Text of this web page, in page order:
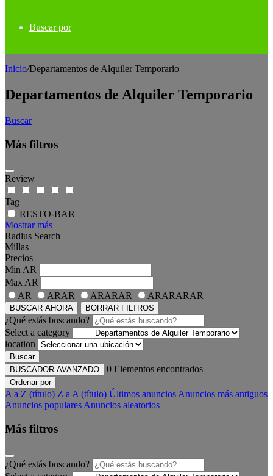
Buscar por
Inicio/Departamentos de Alquiler Temporario
Departamentos de Alquiler Temporario
Buscar
Más filtros
Review
Tag
RESTO-BAR
Mostrar más
Radius Search
Millas
Precios
Min AR
Max AR
AR
ARAR ARARAR ARARARAR
BUSCAR AHORA BORRAR FILTROS
¿Qué estás buscando?
Select a category
location
Buscar
BUSCADOR AVANZADO
0 Elementos encontrados
Ordenar por
A a Z (título) Z a A (título) Últimos anuncios Anuncios más antiguos
Anuncios populares Anuncios aleatorios
Más filtros
¿Qué estás buscando?